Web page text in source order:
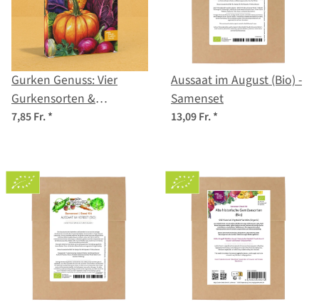
Gurken Genuss: Vier
Gurkensorten &
Einmachbegleiter –
7,85 Fr.*
Aussaat im August (Bio) -
Samenset
13,09 Fr.*